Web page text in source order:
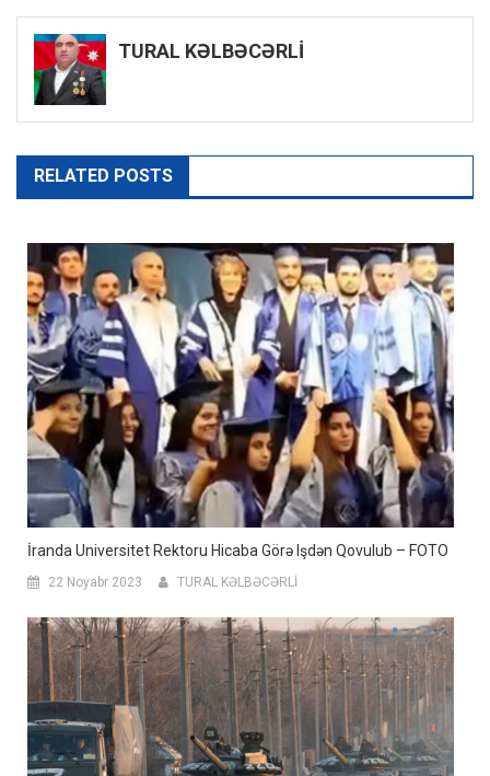
naviqasiyası
TURAL KƏLBƏCƏRLİ
RELATED POSTS
İranda Universitet Rektoru Hicaba Görə Işdən Qovulub – FOTO
22 Noyabr 2023 TURAL KƏLBƏCƏRLİ